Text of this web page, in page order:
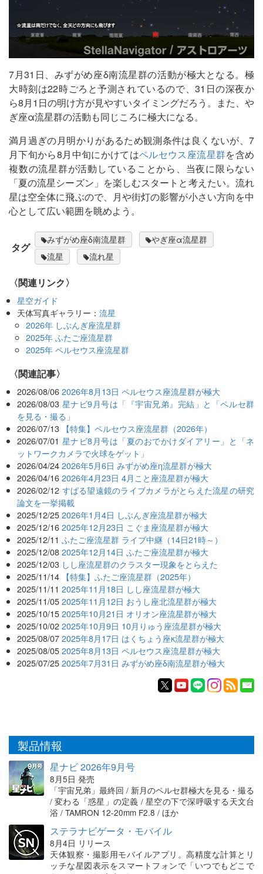
7月31日、みずがめ座δ南流星群の活動が極大となる。極
大時刻は22時ごろと予測されているので、31日の深夜か
ら8月1日の明け方が見やすいタイミングだろう。また、や
ぎ座α流星群の活動も同じころに極大になる。
満月過ぎの月明かりがあるため観測条件は良くないが、7
月下旬から8月中旬にかけてはペルセウス座流星群を含め
複数の流星群が活動していることから、当夜に限らない
「夏の流星シーズン」を楽しむスタートと考えたい。流れ
星は空全体に飛ぶので、月や街灯の影響が小さい方向を中
心として広い範囲を眺めよう。
タグ
みずがめ座δ南流星群
やぎ座α流星群
流星
流れ星
〈関連リンク〉
星空ガイド
天体写真ギャラリー：流星
2026年 しぶんぎ座流星群
2025年 ふたご座流星群
2025年 ペルセウス座流星群
関連記事
2026/08/06 2026年8月13日 ペルセウス座流星群が極大
2026/08/03 星ナビ9月号は「『宇宙兄弟』完結」と「ペルセ群
を見る・撮る」
2026/07/13 【特集】ペルセウス座流星群（2026年）
2026/07/01 星ナビ8月号は「夏のおでかけダイアリー」と「ネ
ットワークカメラで火球をゲット」
2026/04/24 2026年5月6日 みずがめ座η流星群が極大
2026/04/16 2026年4月23日 4月こと座流星群が極大
2026/02/12 すばる望遠鏡のライブカメラがとらえた流星の研究
論文を一挙掲載
2025/12/25 2026年1月4日 しぶんぎ座流星群が極大
2025/12/16 2025年12月23日 こぐま座流星群が極大
2025/12/11 ふたご座流星群 ライブ中継（14日21時～）
2025/12/08 2025年12月14日 ふたご座流星群が極大
2025/12/03 しし座流星群のクラスター現象をとらえた
2025/11/14 【特集】ふたご座流星群（2025年）
2025/11/11 2025年11月18日 しし座流星群が極大
2025/11/05 2025年11月12日 おうし座北流星群が極大
2025/10/15 2025年10月21日 オリオン座流星群が極大
2025/10/02 2025年10月9日 10月りゅう座流星群が極大
2025/08/07 2025年8月17日 はくちょう座κ流星群が極大
2025/08/05 2025年8月13日 ペルセウス座流星群が極大
2025/07/25 2025年7月31日 みずがめ座δ南流星群が極大
製品情報
星ナビ 2026年9月号
8月5日 発売
「宇宙兄弟」最終回 / 新月のペルセ群極大を見る・撮る
/ 変わる「惑星」の定義 / 星空の下で深呼吸する天文台
浴 / TAMRON 12-20mm F2.8 / ほか
ステラナビゲータ・モバイル
8月4日 リリース
天体観察・撮影用モバイルアプリ。高精度な計算とリ
ッチな星図表示をスマートフォンで「いつでもどこで